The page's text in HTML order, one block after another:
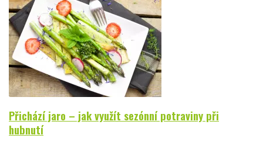
Přichází jaro – jak využít sezónní potraviny při
hubnutí